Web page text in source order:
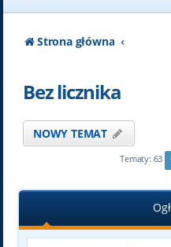
Strona główna
Bez licznika
NOWY TEMAT
Tematy: 63